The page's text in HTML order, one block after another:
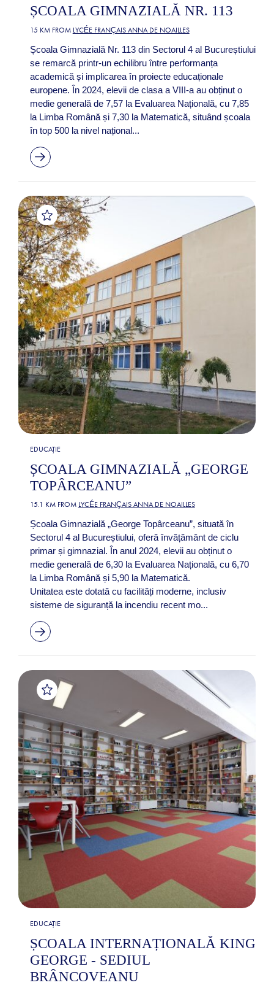
ȘCOALA GIMNAZIALĂ NR. 113
15 KM FROM LYCÉE FRANÇAIS ANNA DE NOAILLES
Școala Gimnazială Nr. 113 din Sectorul 4 al Bucureștiului
se remarcă printr-un echilibru între performanța
academică și implicarea în proiecte educaționale
europene. În 2024, elevii de clasa a VIII-a au obținut o
medie generală de 7,57 la Evaluarea Națională, cu 7,85
la Limba Română și 7,30 la Matematică, situând școala
în top 500 la nivel național...
EDUCAȚIE
ȘCOALA GIMNAZIALĂ „GEORGE
TOPÂRCEANU”
15.1 KM FROM LYCÉE FRANÇAIS ANNA DE NOAILLES
Școala Gimnazială „George Topârceanu”, situată în
Sectorul 4 al Bucureștiului, oferă învățământ de ciclu
primar și gimnazial. În anul 2024, elevii au obținut o
medie generală de 6,30 la Evaluarea Națională, cu 6,70
la Limba Română și 5,90 la Matematică.
Unitatea este dotată cu facilități moderne, inclusiv
sisteme de siguranță la incendiu recent mo...
EDUCAȚIE
ȘCOALA INTERNAȚIONALĂ KING
GEORGE - SEDIUL
BRÂNCOVEANU